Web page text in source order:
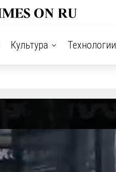
Культура Технологии